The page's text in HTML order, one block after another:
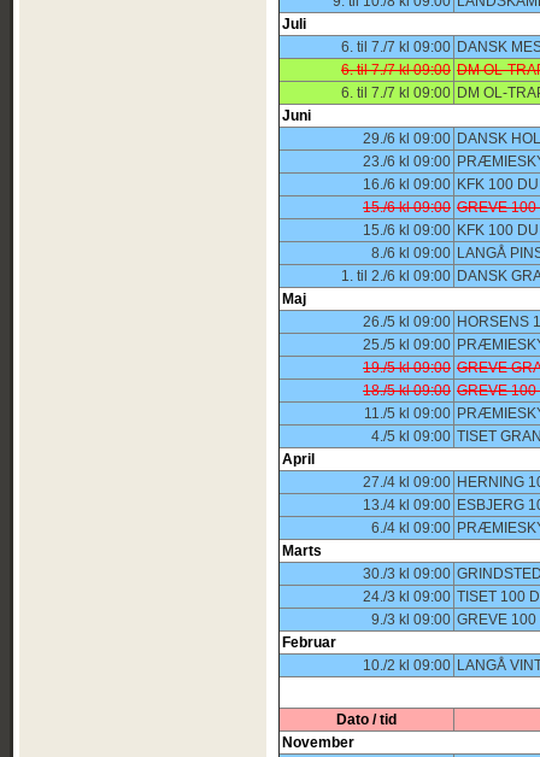
Juli
6. til 7./7 kl 09:00 DANSK
6. til 7./7 kl 09:00 DM OL-
6. til 7./7 kl 09:00 DM OL-
Juni
29./6 kl 09:00 DANSK
23./6 kl 09:00
16./6 kl 09:00 KFK 100
15./6 kl 09:00 GREVE
15./6 kl 09:00 KFK 100
8./6 kl 09:00 LANGÅ
1. til 2./6 kl 09:00 DANSK
Maj
26./5 kl 09:00 HORSENS
25./5 kl 09:00
19./5 kl 09:00 GREVE
18./5 kl 09:00 GREVE
11./5 kl 09:00
4./5 kl 09:00 TISET
April
27./4 kl 09:00 HERNING
13./4 kl 09:00 ESBJERG
6./4 kl 09:00
Marts
30./3 kl 09:00
24./3 kl 09:00 TISET 100
9./3 kl 09:00 GREVE
Februar
10./2 kl 09:00 LANGÅ
Dato / tid
November